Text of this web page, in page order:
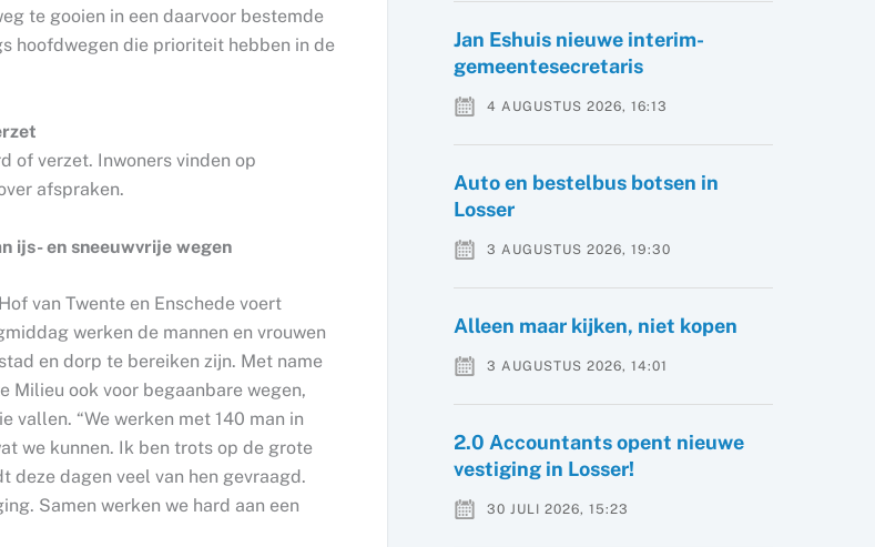
te gooien in een daarvoor bestemde
hoofdwegen die prioriteit hebben in de
of verzet. Inwoners vinden op
afspraken.
ijs- en sneeuwvrije wegen
van Twente en Enschede voert
werken de mannen en vrouwen
en dorp te bereiken zijn. Met name
Milieu ook voor begaanbare wegen,
“We werken met 140 man in
we kunnen. Ik ben trots op de grote
deze dagen veel van hen gevraagd.
Samen werken we hard aan een
Jan Eshuis nieuwe interim-
gemeentesecretaris
4 AUGUSTUS 2026, 16:13
Auto en bestelbus botsen in
Losser
3 AUGUSTUS 2026, 19:30
Alleen maar kijken, niet kopen
3 AUGUSTUS 2026, 14:01
2.0 Accountants opent nieuwe
vestiging in Losser!
30 JULI 2026, 15:23